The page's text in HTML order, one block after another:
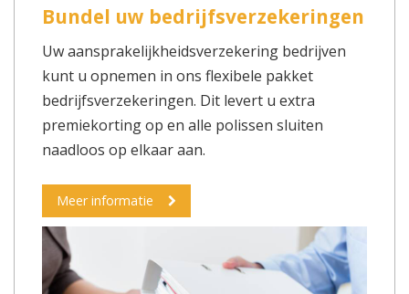
Bundel uw bedrijfsverzekeringen
Uw aansprakelijkheidsverzekering bedrijven
kunt u opnemen in ons flexibele pakket
bedrijfsverzekeringen. Dit levert u extra
premiekorting op en alle polissen sluiten
naadloos op elkaar aan.
Meer informatie